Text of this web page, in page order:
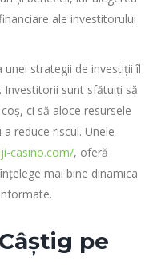
ale investitorului
strategii de investiții îl
sunt sfătuiți să
ci să aloce resursele
reduce riscul. Unele
casino.com/, oferă
mai bine dinamica
pe